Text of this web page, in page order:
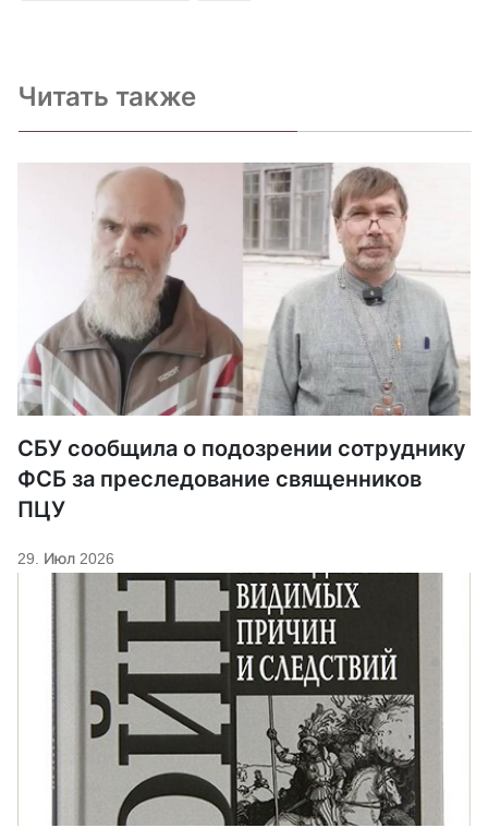
Читать также
СБУ сообщила о подозрении сотруднику
ФСБ за преследование священников
ПЦУ
29. Июл 2026